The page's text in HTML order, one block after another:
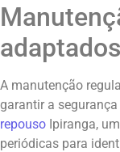
adaptados
A manutenção
garantir a
repouso Ipiranga,
periódicas para